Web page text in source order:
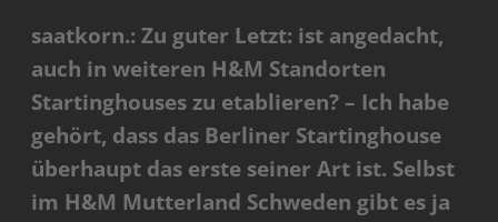
saatkorn.: Zu guter Letzt: ist angedacht,
auch in weiteren H&M Standorten
Startinghouses zu etablieren? – Ich habe
gehört, dass das Berliner Startinghouse
überhaupt das erste seiner Art ist. Selbst
im H&M Mutterland Schweden gibt es ja